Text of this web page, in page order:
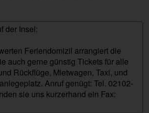
der Insel:
Feriendomizil arrangiert die
auch gerne günstig Tickets für alle
Rückflüge, Mietwagen, Taxi, und
Anruf genügt: Tel. 02102-
sie uns kurzerhand ein Fax: